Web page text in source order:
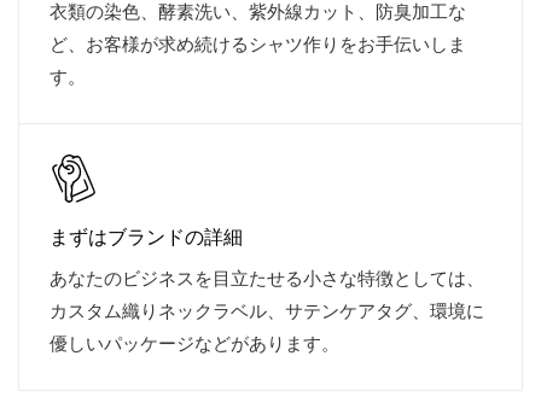
衣類の染色、酵素洗い、紫外線カット、防臭加工な
ど、お客様が求め続けるシャツ作りをお手伝いしま
す。
まずはブランドの詳細
あなたのビジネスを目立たせる小さな特徴としては、
カスタム織りネックラベル、サテンケアタグ、環境に
優しいパッケージなどがあります。